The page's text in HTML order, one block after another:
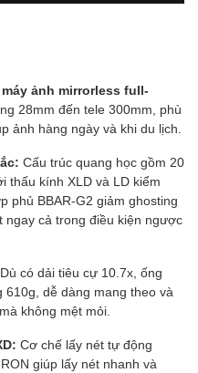
ảnh mirrorless full-
28mm đến tele 300mm, phù
ảnh hàng ngày và khi du lịch.
Cấu trúc quang học gồm 20
thấu kính XLD và LD kiểm
phủ BBAR-G2 giảm ghosting
ngay cả trong điều kiện ngược
Dù có dải tiêu cự 10.7x, ống
610g, dễ dàng mang theo và
không mệt mỏi.
Cơ chế lấy nét tự động
giúp lấy nét nhanh và